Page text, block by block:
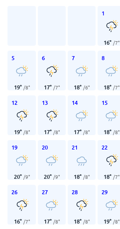
1
16° /7°
5
19° /8°
6
17° /7°
7
18° /6°
8
18° /7°
12
19° /8°
13
17° /8°
14
17° /8°
15
18° /8°
19
20° /9°
20
20° /9°
21
18° /8°
22
18° /7°
26
16° /7°
27
17° /8°
28
18° /8°
29
19° /8°